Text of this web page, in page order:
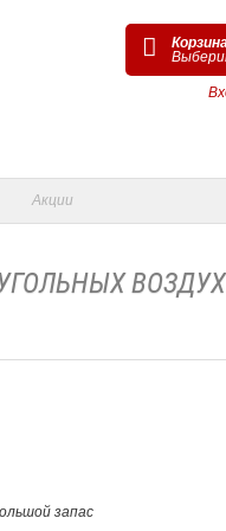
Акции
запас